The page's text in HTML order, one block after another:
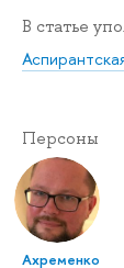
В статье
Персоны
Ахременко